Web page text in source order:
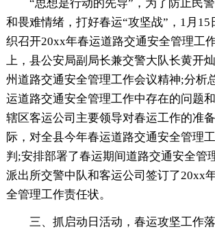
“思想是行动的先导”，为了防止民
和畏难情绪，打好春运“攻坚战”，1月15
织召开20xx年春运道路交通安全管理工
上，县公安局副局长兼交警大队长黄开
州道路交通安全管理工作会议精神;分析
运道路交通安全管理工作中存在的问题
辖区客运公司主要领导对春运工作的准
际，对全县今年春运道路交通安全管理
判;安排部署了春运期间道路交通安全管
派出所交警中队和客运公司签订了20xx
全管理工作责任状。
三、抓启动日活动，春运攻坚工作落